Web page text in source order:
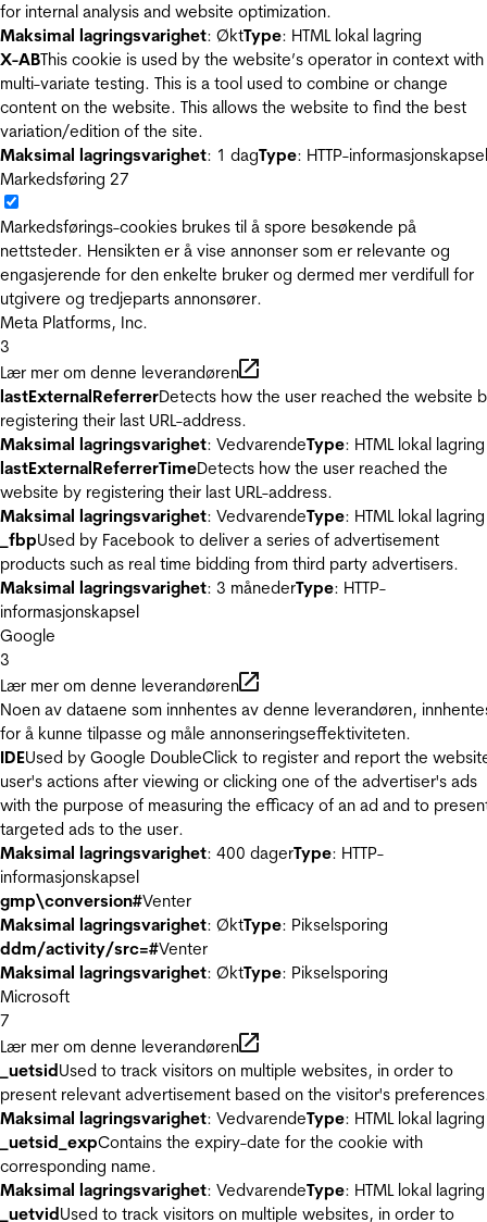
for internal analysis and website optimization.
Maksimal lagringsvarighet: ØktType: HTML lokal lagring
X-ABThis cookie is used by the website’s operator in context with
multi-variate testing. This is a tool used to combine or change
content on the website. This allows the website to find the best
variation/edition of the site.
Maksimal lagringsvarighet: 1 dagType: HTTP-informasjonskapsel
Markedsføring 27
Markedsførings-cookies brukes til å spore besøkende på
nettsteder. Hensikten er å vise annonser som er relevante og
engasjerende for den enkelte bruker og dermed mer verdifull for
utgivere og tredjeparts annonsører.
Meta Platforms, Inc.
3
Lær mer om denne leverandøren
lastExternalReferrerDetects how the user reached the website
registering their last URL-address.
Maksimal lagringsvarighet: VedvarendeType: HTML lokal lagring
lastExternalReferrerTimeDetects how the user reached the
website by registering their last URL-address.
Maksimal lagringsvarighet: VedvarendeType: HTML lokal lagring
_fbpUsed by Facebook to deliver a series of advertisement
products such as real time bidding from third party advertisers.
Maksimal lagringsvarighet: 3 månederType: HTTP-
informasjonskapsel
Google
3
Lær mer om denne leverandøren
Noen av dataene som innhentes av denne leverandøren,
for å kunne tilpasse og måle annonseringseffektiviteten.
IDEUsed by Google DoubleClick to register and report the
user's actions after viewing or clicking one of the advertiser's ads
with the purpose of measuring the efficacy of an ad and to
targeted ads to the user.
Maksimal lagringsvarighet: 400 dagerType: HTTP-
informasjonskapsel
gmp\conversion#Venter
Maksimal lagringsvarighet: ØktType: Pikselsporing
ddm/activity/src=#Venter
Maksimal lagringsvarighet: ØktType: Pikselsporing
Microsoft
7
Lær mer om denne leverandøren
_uetsidUsed to track visitors on multiple websites, in order to
present relevant advertisement based on the visitor's
Maksimal lagringsvarighet: VedvarendeType: HTML lokal lagring
_uetsid_expContains the expiry-date for the cookie with
corresponding name.
Maksimal lagringsvarighet: VedvarendeType: HTML lokal lagring
_uetvidUsed to track visitors on multiple websites, in order to